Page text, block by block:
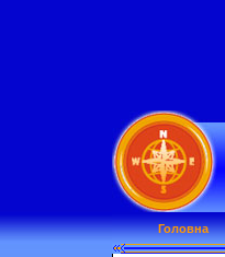
Головна